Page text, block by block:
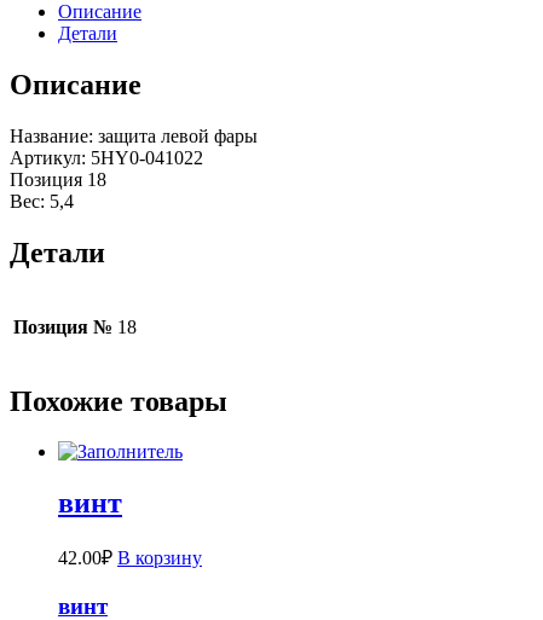
Описание
Детали
Описание
Название: защита левой фары
Артикул: 5HY0-041022
Позиция 18
Вес: 5,4
Детали
Позиция № 18
Похожие товары
винт
42.00₽ В корзину
винт